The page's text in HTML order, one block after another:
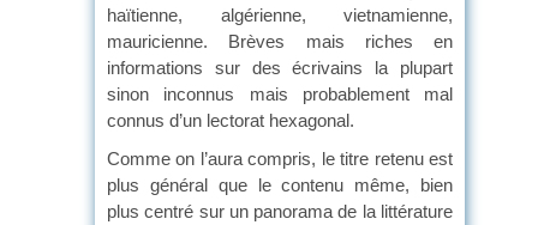
haïtienne, algérienne, vietnamienne,
mauricienne. Brèves mais riches en
informations sur des écrivains la plupart
sinon inconnus mais probablement mal
connus d’un lectorat hexagonal.
Comme on l’aura compris, le titre retenu est
plus général que le contenu même, bien
plus centré sur un panorama de la littérature